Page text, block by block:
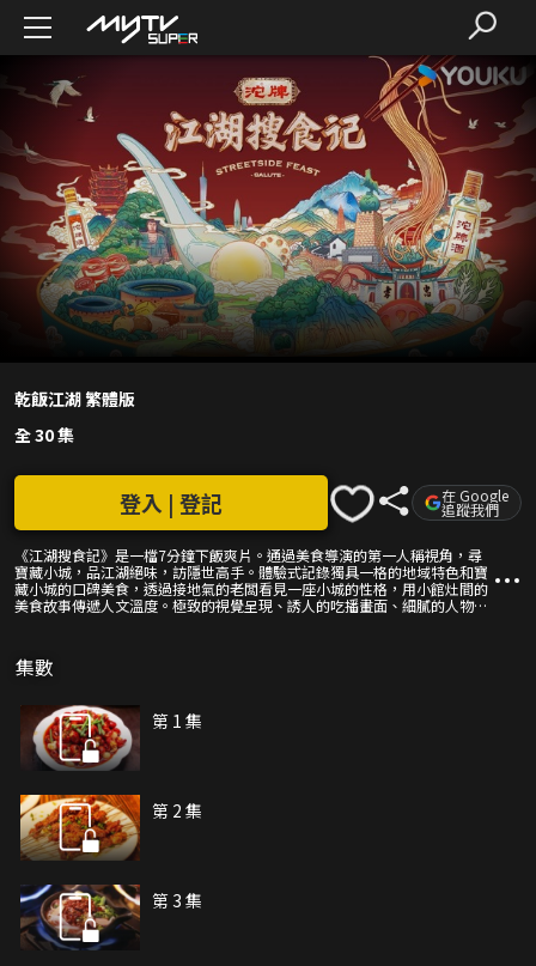
乾飯江湖 繁體版
全 30 集
《江湖搜食記》是一檔7分鐘下飯爽片。通過美食導演的第一人稱視角，尋
寶藏小城，品江湖絕味，訪隱世高手。體驗式記錄獨具一格的地域特色和寶
藏小城的口碑美食，透過接地氣的老闆看見一座小城的性格，用小館灶間的
美食故事傳遞人文溫度。極致的視覺呈現、誘人的吃播畫面、細膩的人物故
登入 | 登記 在 Google
追蹤我們
集數
第 1 集
第 2 集
第 3 集